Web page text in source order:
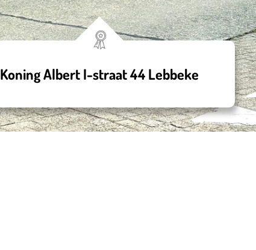
Koning Albert I-straat 44 Lebbeke